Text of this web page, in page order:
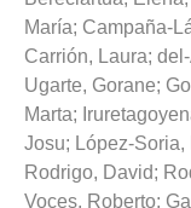
María; Campaña-
Carrión, Laura;
Ugarte, Gorane;
Marta;
Josu; López-Soria,
Rodrigo, David;
Voces, Roberto;